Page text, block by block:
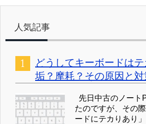
人気記事
どうしてキーボードは
垢？摩耗？その原因と
先日中古のノート
たのですが、その
ードにテカりあり